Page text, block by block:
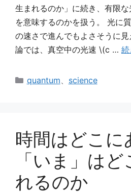
生まれるのか」に続き、有限
を意味するのかを扱う。 光に
の速さで進んでもよさそうに
論では、真空中の光速 \(c …
カ
quantum、 science
時間はどこに
「いま」はど
れるのか